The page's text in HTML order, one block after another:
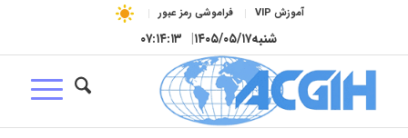
آموزش VIP فراموشی رمز عبور
شنبه۱۴۰۵/۰۵/۱۷| ۰۷:۱۴:۱۴